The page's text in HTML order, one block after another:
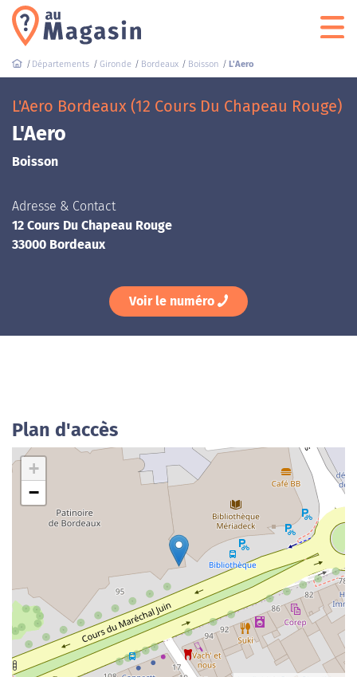
Départements Gironde Bordeaux Boisson L'Aero
L'Aero Bordeaux (12 Cours Du Chapeau Rouge)
L'Aero
Boisson
Adresse & Contact
12 Cours Du Chapeau Rouge
33000 Bordeaux
Voir le numéro
Plan d'accès
+
−